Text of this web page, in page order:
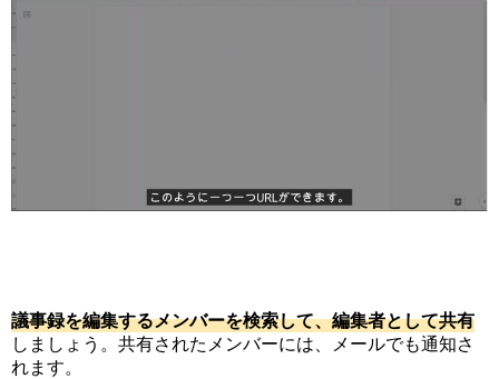
議事録を編集するメンバーを検索して、編集者として共有
しましょう。共有されたメンバーには、メールでも通知さ
れます。